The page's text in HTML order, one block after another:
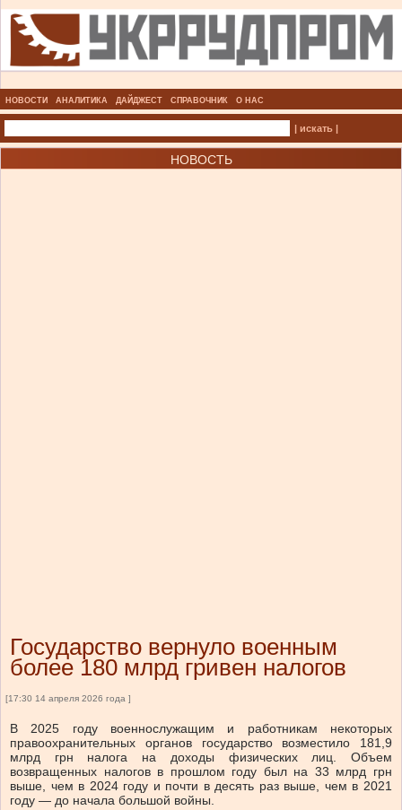
НОВОСТИ АНАЛИТИКА ДАЙДЖЕСТ СПРАВОЧНИК О НАС
| искать |
НОВОСТЬ
Государство вернуло военным
более 180 млрд гривен налогов
[17:30 14 апреля 2026 года ]
В 2025 году военнослужащим и работникам некоторых
правоохранительных органов государство возместило 181,9
млрд грн налога на доходы физических лиц. Объем
возвращенных налогов в прошлом году был на 33 млрд грн
выше, чем в 2024 году и почти в десять раз выше, чем в 2021
году — до начала большой войны.